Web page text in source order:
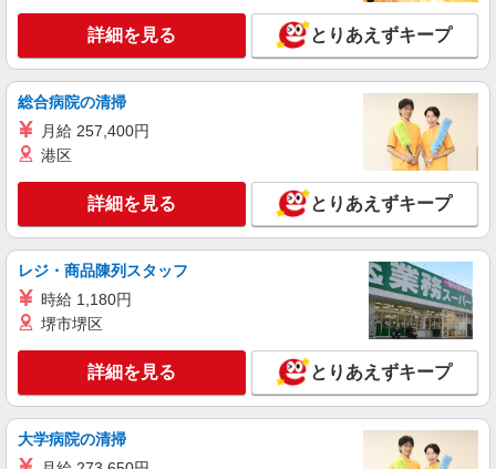
い・週払い可能（規程有）★ ゜・。○。・゜
+゜・。○。・゜+゜
キープ 詳細を見る
株式会社シエロ
【楽天モバイル】人気機種に詳しくなれる携帯
月給265500円〜 ※残業代支給 ★交通費別途支
給（規定あり） ゜+゜・。○。・゜+゜・。
○。・゜+゜ 入社祝い金10万円支給(規定有) お友達
を紹介頂くと, インセンティブ支給(規定有) ゜・。
○。・゜+゜・。○。・゜+゜
東京都品川区の楽天モバイルショップ
キープ 詳細を見る
派遣社員 紹介予定派遣
【softbank】の携帯販売スタッフ
時給1600円〜 ※残業代支給 ★交通費別途支給
（規定あり） ゜+゜・。○。・゜+゜・。○。・゜
頂くと, インセンティブ支給(規定有) ★月2回払
詳細を見る とりあえずキープ
総合病院の清掃
月給 257,400円
港区
詳細を見る とりあえずキープ
レジ・商品陳列スタッフ
時給 1,180円
堺市堺区
詳細を見る とりあえずキープ
大学病院の清掃